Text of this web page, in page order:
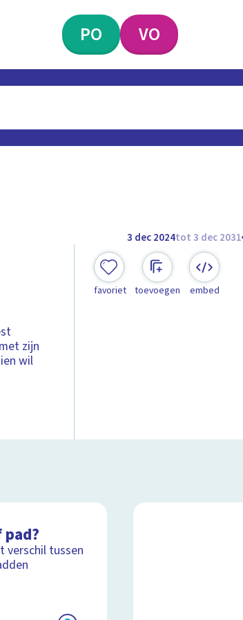
PO VO
3 dec 2024tot 3 dec 2031
zijn
wil
favoriet toevoegen embed
verschil tussen